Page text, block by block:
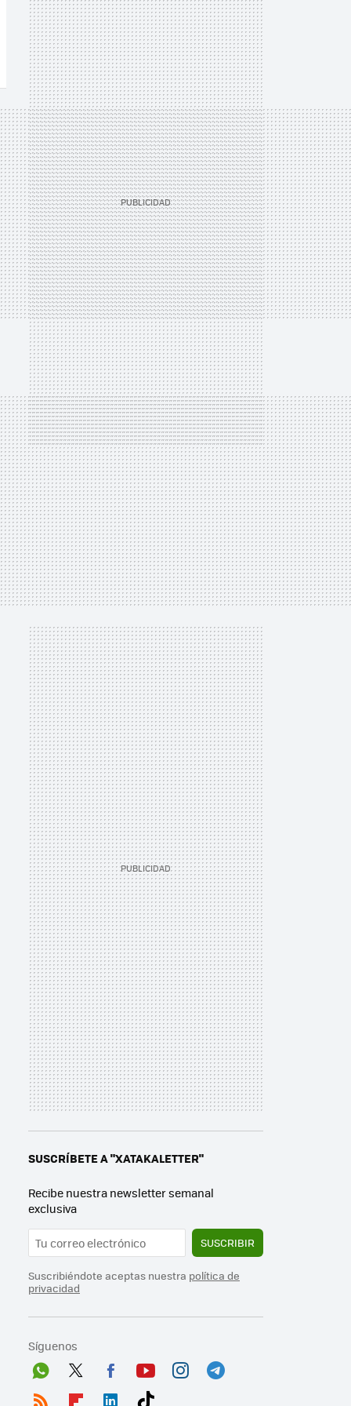
SUSCRÍBETE A "XATAKALETTER"
Recibe nuestra newsletter semanal
exclusiva
SUSCRIBIR
Suscribiéndote aceptas nuestra política de
privacidad
Síguenos
Wh
Twit
Fac
You